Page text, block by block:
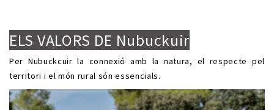
ELS VALORS DE Nubuckuir
Per Nubuckcuir la connexió amb la natura, el respecte pel
territori i el món rural són essencials.